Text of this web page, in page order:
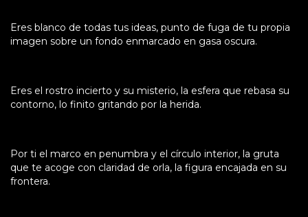
Eres blanco de todas tus ideas, punto de fuga de tu propia
imagen sobre un fondo enmarcado en gasa oscura.
Eres el rostro incierto y su misterio, la esfera que rebasa su
contorno, lo finito gritando por la herida.
Por ti el marco en penumbra y el círculo interior, la gruta
que te acoge con claridad de orla, la figura encajada en su
frontera.